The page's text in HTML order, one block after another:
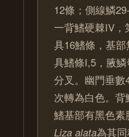
12條；側線鱗
一背鰭硬棘IV
具16鰭條，基
具鰭條I,5，腋
分叉。幽門垂
次轉為白色。
鰭基部有黑色
Liza alata為其同